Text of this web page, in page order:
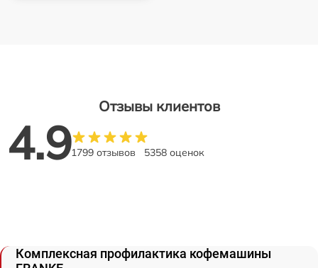
Отзывы клиентов
4.91799 отзывов 5358 оценок
Комплексная профилактика кофемашины